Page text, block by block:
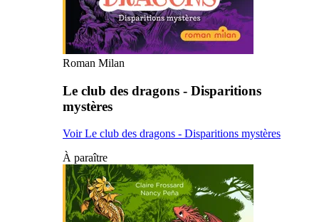
Roman Milan
Le club des dragons - Disparitions
mystères
Voir Le club des dragons - Disparitions mystères
À paraître